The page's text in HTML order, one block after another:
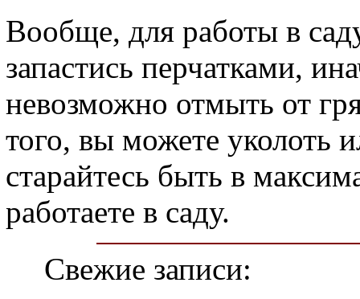
Вообще, для работы в
запастись перчатками,
невозможно отмыть от
того, вы можете уколоть
старайтесь быть в
работаете в саду.
Свежие записи: